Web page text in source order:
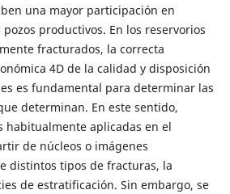
una mayor participación en
productivos. En los reservorios
fracturados, la correcta
4D de la calidad y disposición
es fundamental para determinar las
determinan. En este sentido,
habitualmente aplicadas en el
de núcleos o imágenes
distintos tipos de fracturas, la
de estratificación. Sin embargo, se